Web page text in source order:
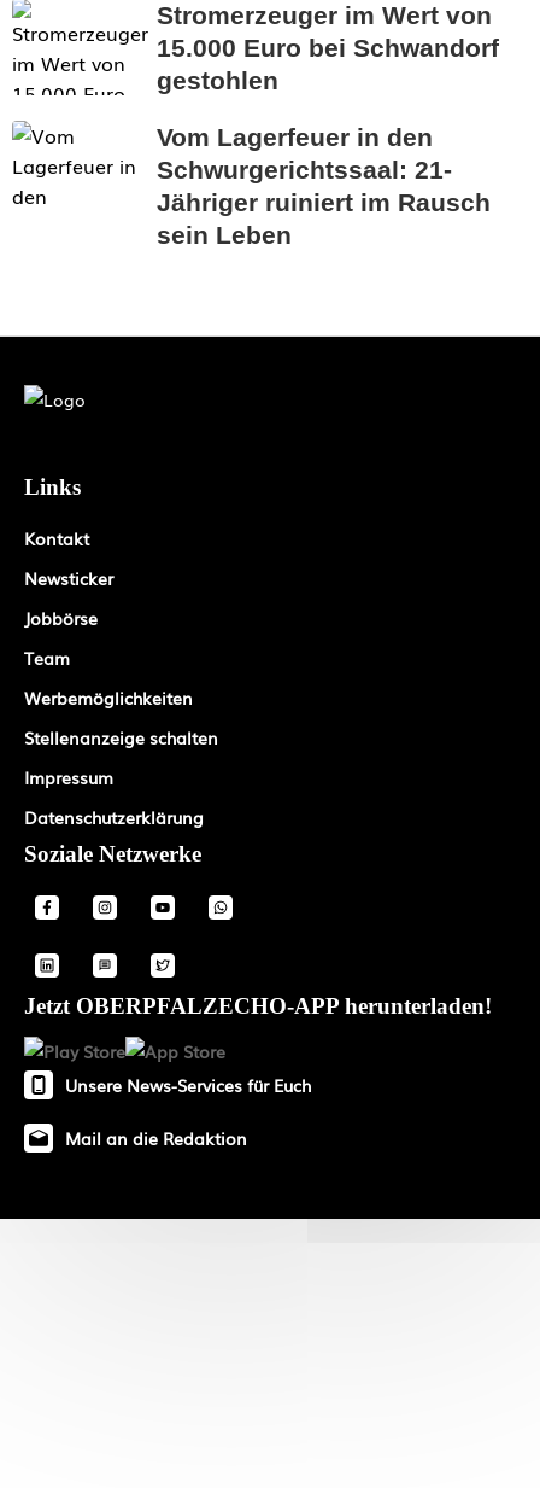
Stromerzeuger im Wert von
15.000 Euro bei Schwandorf
gestohlen
Vom Lagerfeuer in den
Schwurgerichtssaal: 21-
Jähriger ruiniert im Rausch
sein Leben
Links
Kontakt
Newsticker
Jobbörse
Team
Werbemöglichkeiten
Stellenanzeige schalten
Impressum
Datenschutzerklärung
Soziale Netzwerke
Jetzt OBERPFALZECHO-APP herunterladen!
Unsere News-Services für Euch
Mail an die Redaktion